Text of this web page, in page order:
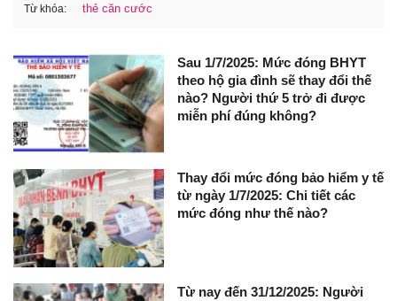
Từ khóa: thẻ căn cước
Sau 1/7/2025: Mức đóng BHYT
theo hộ gia đình sẽ thay đổi thế
nào? Người thứ 5 trở đi được
miễn phí đúng không?
Thay đổi mức đóng bảo hiểm y tế
từ ngày 1/7/2025: Chi tiết các
mức đóng như thế nào?
Từ nay đến 31/12/2025: Người